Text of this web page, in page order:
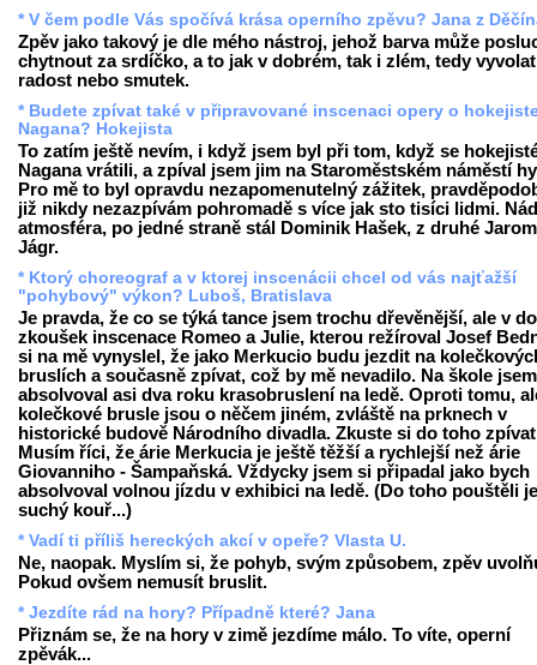
* V čem podle Vás spočívá krása operního zpěvu? Jana z
Zpěv jako takový je dle mého nástroj, jehož barva může
chytnout za srdíčko, a to jak v dobrém, tak i zlém, tedy vyvolat
radost nebo smutek.
* Budete zpívat také v připravované inscenaci opery o
Nagana? Hokejista
To zatím ještě nevím, i když jsem byl při tom, když se
Nagana vrátili, a zpíval jsem jim na Staroměstském náměstí
Pro mě to byl opravdu nezapomenutelný zážitek,
již nikdy nezazpívám pohromadě s více jak sto tisíci lidmi.
atmosféra, po jedné straně stál Dominik Hašek, z druhé
Jágr.
* Ktorý choreograf a v ktorej inscenácii chcel od vás najťažší
"pohybový" výkon? Luboš, Bratislava
Je pravda, že co se týká tance jsem trochu dřevěnější, ale v
zkoušek inscenace Romeo a Julie, kterou režíroval Josef
si na mě vynyslel, že jako Merkucio budu jezdit na
bruslích a současně zpívat, což by mě nevadilo. Na škole jsem
absolvoval asi dva roku krasobruslení na ledě. Oproti tomu,
kolečkové brusle jsou o něčem jiném, zvláště na prknech v
historické budově Národního divadla. Zkuste si do toho
Musím říci, že árie Merkucia je ještě těžší a rychlejší než árie
Giovanniho - Šampaňská. Vždycky jsem si připadal jako bych
absolvoval volnou jízdu v exhibici na ledě. (Do toho pouštěli
suchý kouř...)
* Vadí ti příliš hereckých akcí v opeře? Vlasta U.
Ne, naopak. Myslím si, že pohyb, svým způsobem, zpěv
Pokud ovšem nemusít bruslit.
* Jezdíte rád na hory? Případně které? Jana
Přiznám se, že na hory v zimě jezdíme málo. To víte, operní
zpěvák...